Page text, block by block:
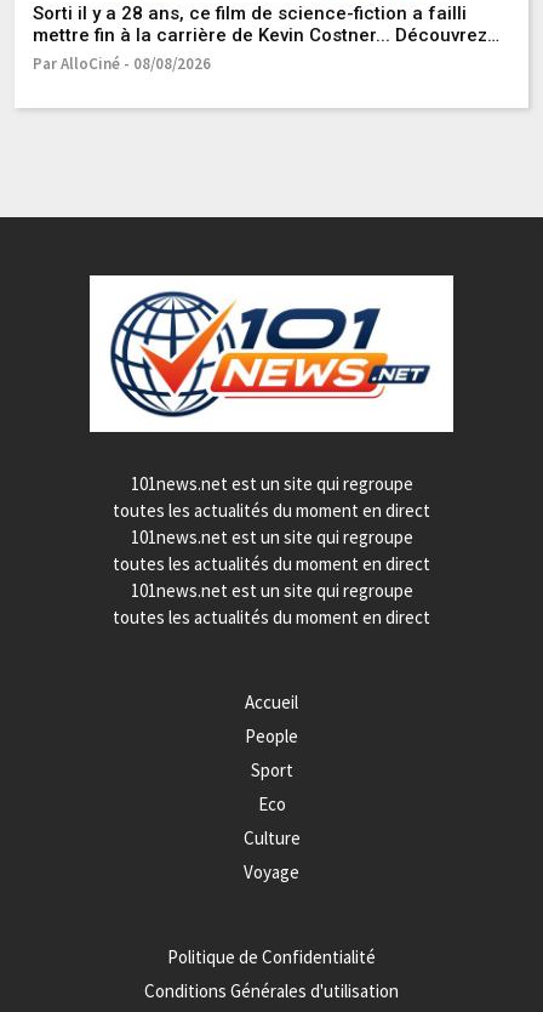
Sorti il y a 28 ans, ce film de science-fiction a failli
mettre fin à la carrière de Kevin Costner... Découvrez
son pire échec au box-office !
Par AlloCiné - 08/08/2026
101news.net est un site qui regroupe
toutes les actualités du moment en direct
101news.net est un site qui regroupe
toutes les actualités du moment en direct
101news.net est un site qui regroupe
toutes les actualités du moment en direct
Accueil
People
Sport
Eco
Culture
Voyage
Politique de Confidentialité
Conditions Générales d'utilisation